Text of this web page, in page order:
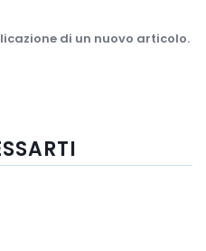
di un nuovo articolo.